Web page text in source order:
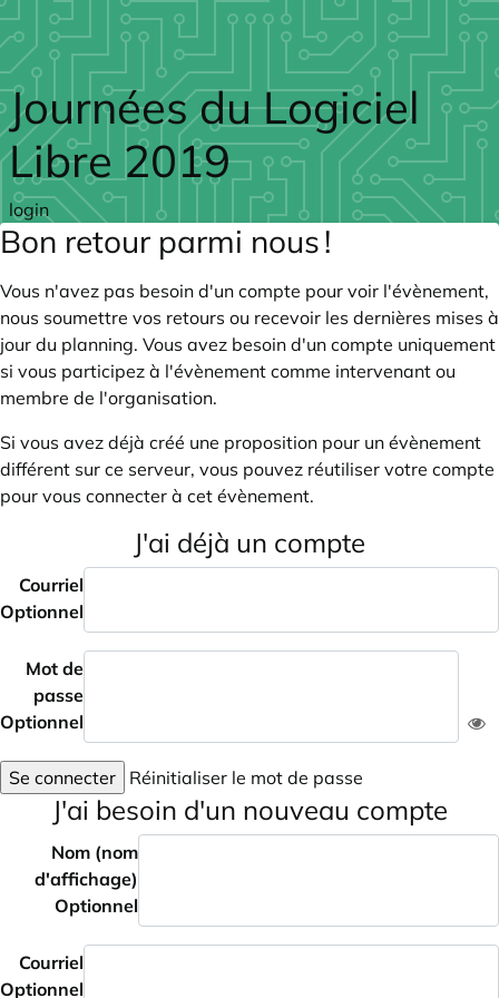
Skip to main content
Journées du Logiciel
Libre 2019
login
Bon retour parmi nous !
Vous n'avez pas besoin d'un compte pour voir l'évènement,
nous soumettre vos retours ou recevoir les dernières mises à
jour du planning. Vous avez besoin d'un compte uniquement
si vous participez à l'évènement comme intervenant ou
membre de l'organisation.
Si vous avez déjà créé une proposition pour un évènement
différent sur ce serveur, vous pouvez réutiliser votre compte
pour vous connecter à cet évènement.
J'ai déjà un compte
Courriel
Optionnel
Mot de
passe
Optionnel
Se connecter Réinitialiser le mot de passe
J'ai besoin d'un nouveau compte
Nom (nom
d'affichage)
Optionnel
Courriel
Optionnel